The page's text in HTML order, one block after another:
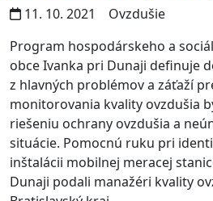
11. 10. 2021
Ovzdušie
Program hospodárskeho a
obce Ivanka pri Dunaji definuje
z hlavných problémov a záťaží
monitorovania kvality ovzdušia
riešeniu ochrany ovzdušia a
situácie. Pomocnú ruku pri
inštalácii mobilnej meracej
Dunaji podali manažéri kvality